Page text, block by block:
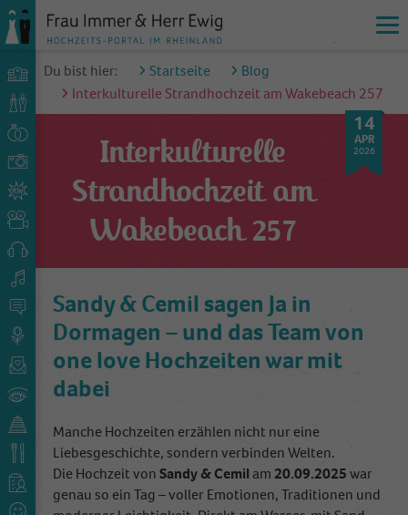
Du bist hier: Startseite
Blog
Interkulturelle Strandhochzeit am Wakebeach 257
Interkulturelle
Strandhochzeit am
Wakebeach 257
14
APR
2026
Sandy & Cemil sagen Ja in
Dormagen – und das Team von
one love Hochzeiten war mit
dabei
Manche Hochzeiten erzählen nicht nur eine
Liebesgeschichte, sondern verbinden Welten.
Die Hochzeit vonSandy & Cemilam 20.09.2025war
genau so ein Tag – voller Emotionen, Traditionen und